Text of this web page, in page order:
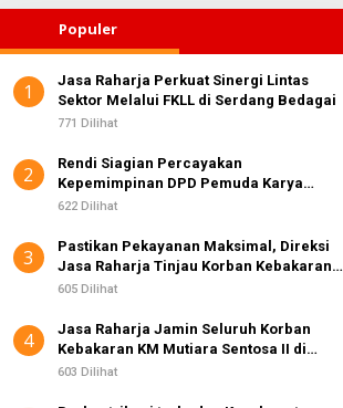
Bangun Budaya
Keselamatan Berkendara,
Campaign di PT Pasifik
Medan Industri
Fauzi
Populer
1
Jasa Raharja Perkuat Sinergi Lintas
Sektor Melalui FKLL di Serdang Bedagai
771 Dilihat
2
Rendi Siagian Percayakan
Kepemimpinan DPD Pemuda Karya
Nasional Kota Medan kepada Josef
622 Dilihat
3
Pastikan Pekayanan Maksimal, Direksi
Jasa Raharja Tinjau Korban Kebakaran
KM Mutiara Sentosa II
605 Dilihat
4
Jasa Raharja Jamin Seluruh Korban
Kebakaran KM Mutiara Sentosa II di
Perairan Sumenep
603 Dilihat